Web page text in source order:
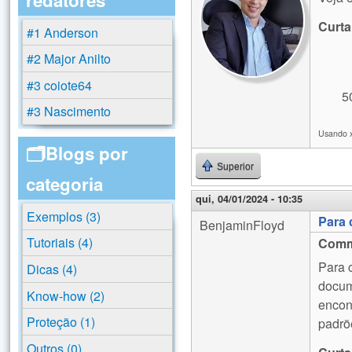
Usando
Superior
qui, 04/01/2024 - 10:35
BenjaminFloyd
Para
Para
#1 Anderson
#2 Major Anilto
#3 coiote64
#3 Nascimento
🗂️Blogs por
categoria
Exemplos (3)
Tutoriais (4)
Dicas (4)
Know-how (2)
Proteção (1)
Outros (0)